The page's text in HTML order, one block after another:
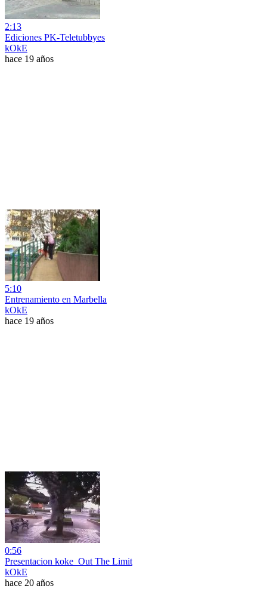
2:13
Ediciones PK-Teletubbyes
kOkE
hace 19 años
5:10
Entrenamiento en Marbella
kOkE
hace 19 años
0:56
Presentacion koke_Out The Limit
kOkE
hace 20 años